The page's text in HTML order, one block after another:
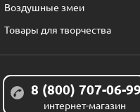
Воздушные змеи
Товары для творчества
8 (800) 707-06-
интернет-магазин